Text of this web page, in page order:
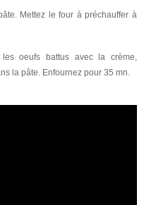
Mettez le four à préchauffer à
oeufs battus avec la crème,
la pâte. Enfournez pour 35 mn.